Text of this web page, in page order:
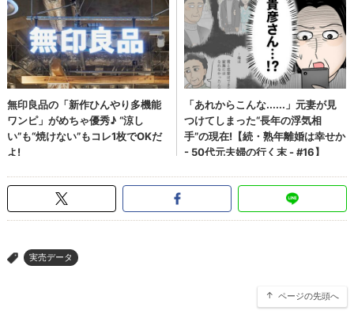
> 実売データ
ページの先頭へ